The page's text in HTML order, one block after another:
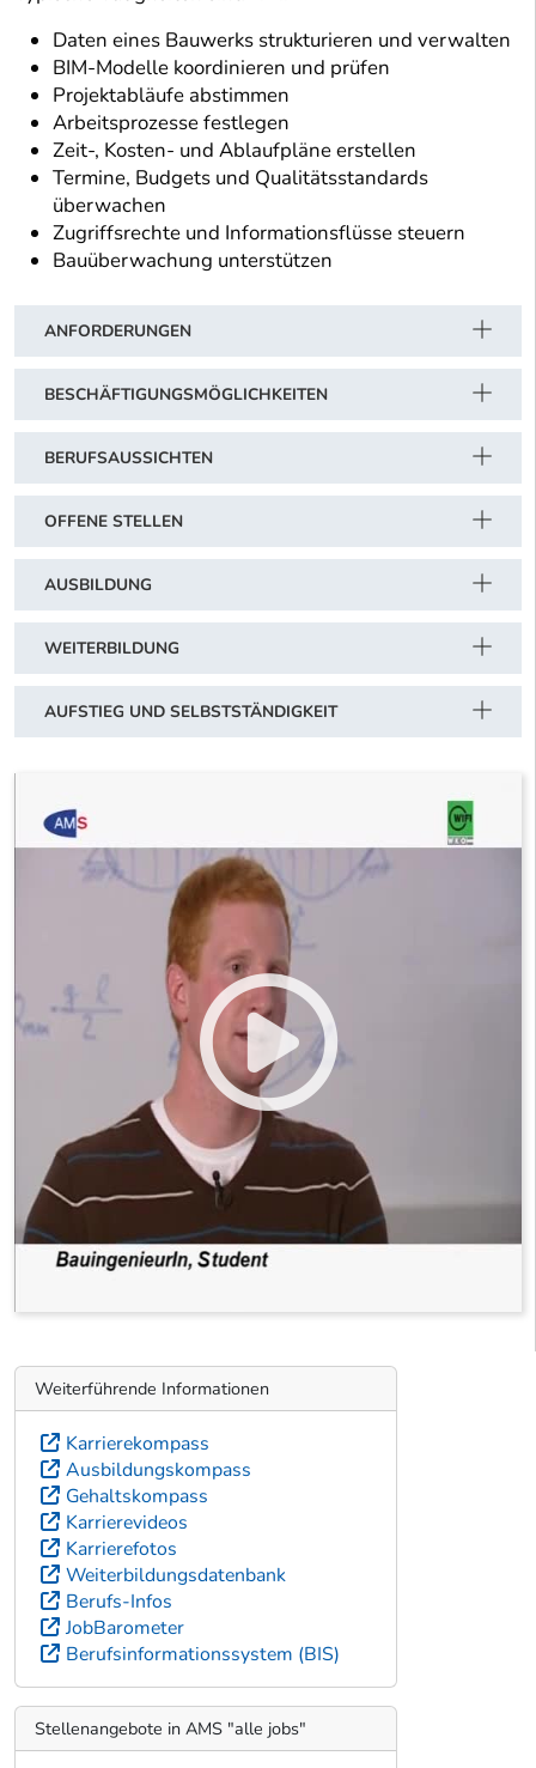
Daten eines Bauwerks strukturieren und verwalten
BIM-Modelle koordinieren und prüfen
Projektabläufe abstimmen
Arbeitsprozesse festlegen
Zeit-, Kosten- und Ablaufpläne erstellen
Termine, Budgets und Qualitätsstandards
überwachen
Zugriffsrechte und Informationsflüsse steuern
Bauüberwachung unterstützen
ANFORDERUNGEN
BESCHÄFTIGUNGSMÖGLICHKEITEN
BERUFSAUSSICHTEN
OFFENE STELLEN
AUSBILDUNG
WEITERBILDUNG
AUFSTIEG UND SELBSTSTÄNDIGKEIT
Weiterführende Informationen
Karrierekompass
Ausbildungskompass
Gehaltskompass
Karrierevideos
Karrierefotos
Weiterbildungsdatenbank
Berufs-Infos
JobBarometer
Berufsinformationssystem (BIS)
Stellenangebote in AMS "alle jobs"